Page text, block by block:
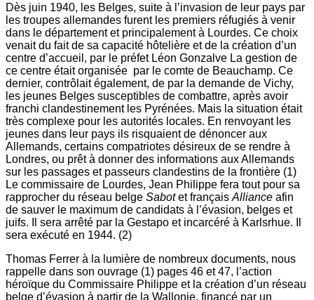
Dès juin 1940, les Belges, suite à l’invasion de leur pays par
les troupes allemandes furent les premiers réfugiés à venir
dans le département et principalement à Lourdes. Ce choix
venait du fait de sa capacité hôtelière et de la création d’un
centre d’accueil, par le préfet Léon Gonzalve La gestion de
ce centre était organisée par le comte de Beauchamp. Ce
dernier, contrôlait également, de par la demande de Vichy,
les jeunes Belges susceptibles de combattre, après avoir
franchi clandestinement les Pyrénées. Mais la situation était
très complexe pour les autorités locales. En renvoyant les
jeunes dans leur pays ils risquaient de dénoncer aux
Allemands, certains compatriotes désireux de se rendre à
Londres, ou prêt à donner des informations aux Allemands
sur les passages et passeurs clandestins de la frontière (1)
Le commissaire de Lourdes, Jean Philippe fera tout pour sa
rapprocher du réseau belge Sabotet français Alliance afin
de sauver le maximum de candidats à l’évasion, belges et
juifs. Il sera arrêté par la Gestapo et incarcéré à Karlsrhue. Il
sera exécuté en 1944. (2)
Thomas Ferrer à la lumière de nombreux documents, nous
rappelle dans son ouvrage (1) pages 46 et 47, l’action
héroïque du Commissaire Philippe et la création d’un réseau
belge d’évasion à partir de la Wallonie, financé par un